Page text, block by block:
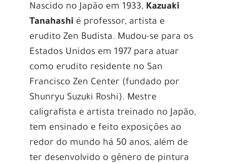
Nascido no Japão em 1933, Kazuaki
Tanahashi é professor, artista e
erudito Zen Budista. Mudou-se para os
Estados Unidos em 1977 para atuar
como erudito residente no San
Francisco Zen Center (fundado por
Shunryu Suzuki Roshi). Mestre
caligrafista e artista treinado no Japão,
tem ensinado e feito exposições ao
redor do mundo há 50 anos, além de
ter desenvolvido o gênero de pintura